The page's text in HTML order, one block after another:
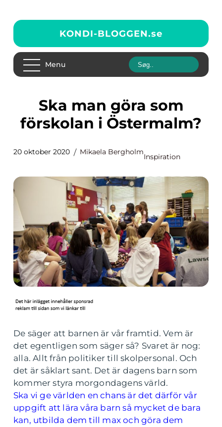
KONDI-BLOGGEN.se
Menu
Ska man göra som
förskolan i Östermalm?
20 oktober 2020 Mikaela Bergholm
Inspiration
De säger att barnen är vår framtid. Vem är
det egentligen som säger så? Svaret är nog:
alla. Allt från politiker till skolpersonal. Och
det är såklart sant. Det är dagens barn som
kommer styra morgondagens värld.
Ska vi ge världen en chans är det därför vår
uppgift att lära våra barn så mycket de bara
kan, utbilda dem till max och göra dem